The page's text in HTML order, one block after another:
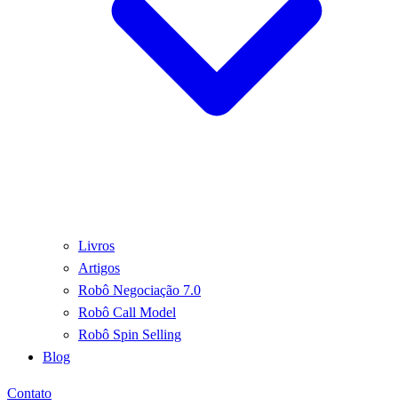
Livros
Artigos
Robô Negociação 7.0
Robô Call Model
Robô Spin Selling
Blog
Contato